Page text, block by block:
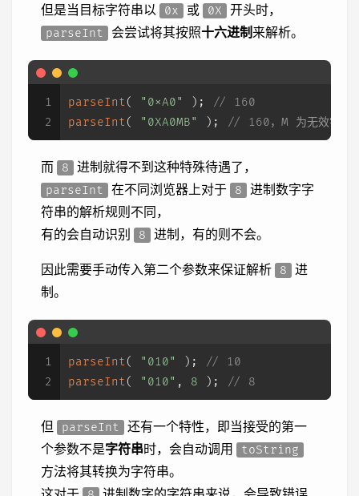
但是当目标字符串以 0x 或 0X
开头时，
parseInt
会尝试将其按照十六进制 来解析。
1
2
parseInt ( "0xA0" );
// 160
parseInt ( "0XA0MB" ); // 160，M 为无效字符
而 8
进制就得不到这种特殊待遇了，
parseInt
在不同浏览器上对于 8
进制数字字
符串的解析规则不同，
有的会自动识别
8 进制，有的则不会。
因此需要手动传入第二个参数来保证解析 8
进
制。
1
2
parseInt ( "010" );
// 10
parseInt ( "010" , 8 ); // 8
但 parseInt
还有一个特性，即当接受的第一
个参数不是字符串时，会自动调用
toString
方法将其转换为字符串。